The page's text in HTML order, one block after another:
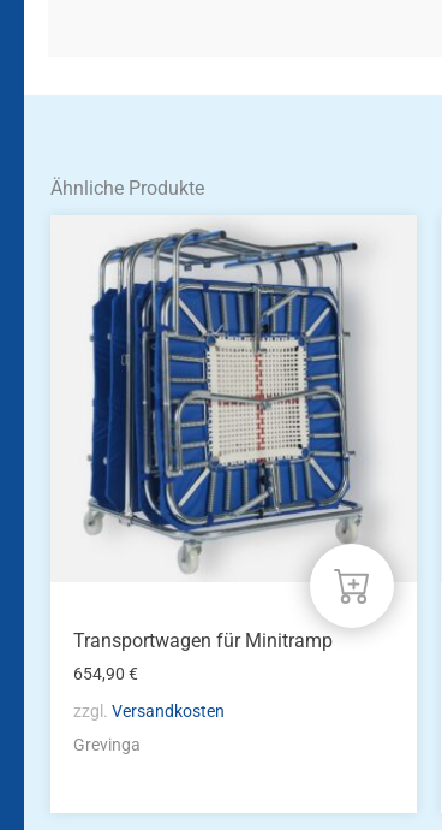
Ähnliche Produkte
Transportwagen für Minitramp
654,90€
zzgl.Versandkosten
Grevinga